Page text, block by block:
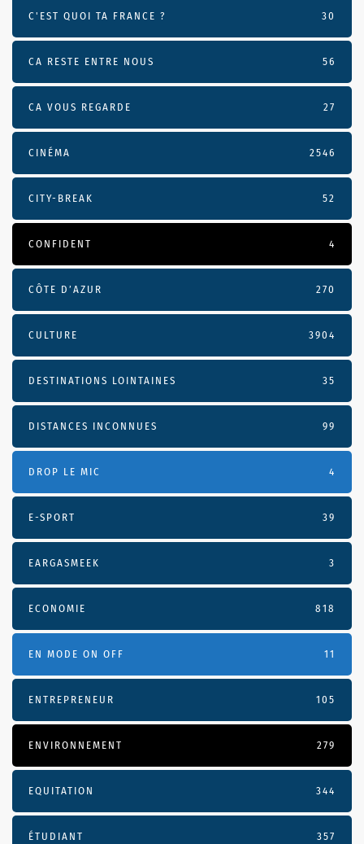
C'EST QUOI TA FRANCE ? 30
CA RESTE ENTRE NOUS 56
CA VOUS REGARDE 27
CINÉMA 2546
CITY-BREAK 52
CONFIDENT 4
CÔTE D’AZUR 270
CULTURE 3904
DESTINATIONS LOINTAINES 35
DISTANCES INCONNUES 99
DROP LE MIC 4
E-SPORT 39
EARGASMEEK 3
ECONOMIE 818
EN MODE ON OFF 11
ENTREPRENEUR 105
ENVIRONNEMENT 279
EQUITATION 344
ÉTUDIANT 357